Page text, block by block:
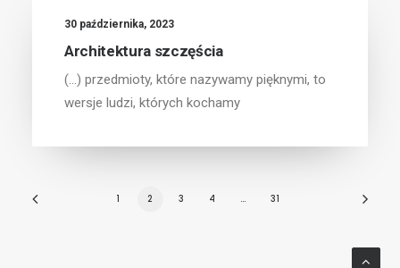
30 października, 2023
Architektura szczęścia
(...) przedmioty, które nazywamy pięknymi, to
wersje ludzi, których kochamy
1 2 3 4 … 31